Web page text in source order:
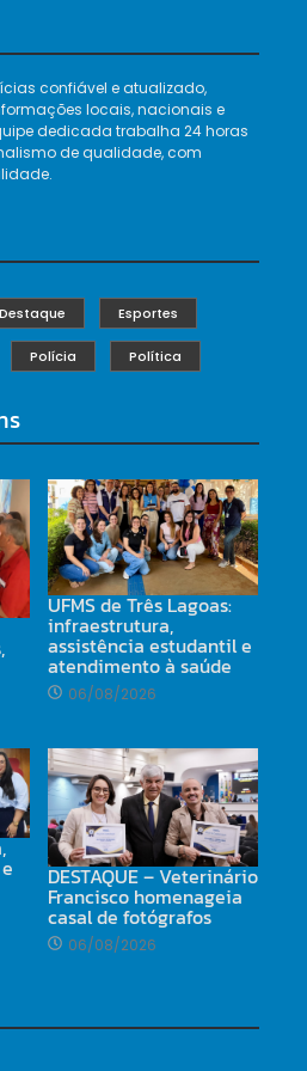
confiável e atualizado,
locais, nacionais e
dedicada trabalha 24 horas
de qualidade, com
Destaque Esportes
Polícia Política
UFMS de Três Lagoas:
infraestrutura,
assistência estudantil e
atendimento à saúde
06/08/2026
DESTAQUE – Veterinário
Francisco homenageia
casal de fotógrafos
06/08/2026